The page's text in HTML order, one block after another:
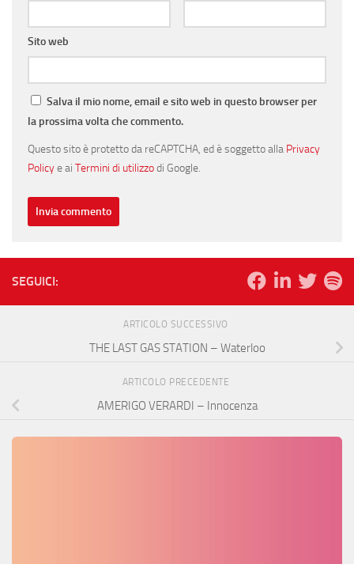
Sito web
Salva il mio nome, email e sito web in questo browser per
la prossima volta che commento.
Questo sito è protetto da reCAPTCHA, ed è soggetto alla Privacy
Policye ai Termini di utilizzodi Google.
SEGUICI:
ARTICOLO SUCCESSIVO
THE LAST GAS STATION – Waterloo
ARTICOLO PRECEDENTE
AMERIGO VERARDI – Innocenza